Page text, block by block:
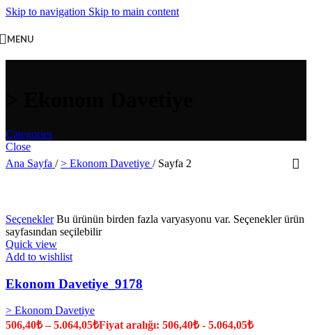
Skip to navigation Skip to main content
MENU
Categories
Close
Ana Sayfa / > Ekonom Davetiye / Sayfa 2
Seçenekler Bu ürünün birden fazla varyasyonu var. Seçenekler ürün
sayfasından seçilebilir
Quick view
Add to wishlist
Ekonom Davetiye_9178
> Ekonom Davetiye
506,40₺ –5.064,05₺Fiyat aralığı: 506,40₺ - 5.064,05₺